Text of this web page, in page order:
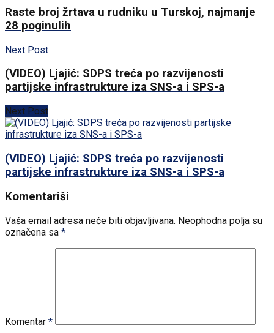
Raste broj žrtava u rudniku u Turskoj, najmanje
28 poginulih
Next Post
(VIDEO) Ljajić: SDPS treća po razvijenosti
partijske infrastrukture iza SNS-a i SPS-a
Next Post
(VIDEO) Ljajić: SDPS treća po razvijenosti
partijske infrastrukture iza SNS-a i SPS-a
Komentariši
Vaša email adresa neće biti objavljivana. Neophodna polja su
označena sa *
Komentar *